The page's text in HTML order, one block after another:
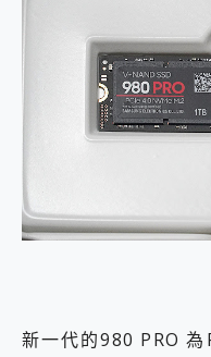
新一代的980 PRO